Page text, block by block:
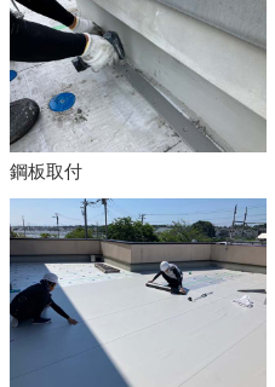
鋼板取付